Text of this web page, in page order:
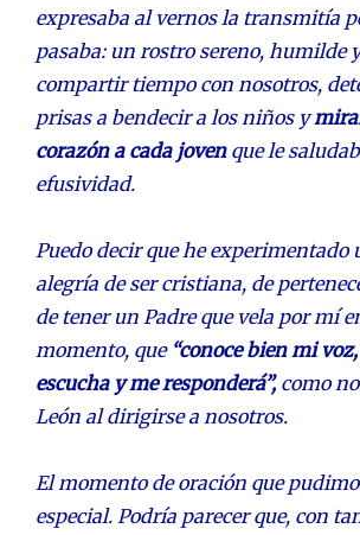
expresaba al vernos la transmitía
pasaba: un rostro sereno, humilde
compartir tiempo con nosotros,
prisas a bendecir a los niños y
corazón a cada jovenque le
efusividad.
Puedo decir que he
alegría de ser cristiana, de
de tener un Padre que vela por mí
momento, que “conoce bien mi
escucha y me responderá”,como
León al dirigirse a nosotros.
El momento de oración que
especial. Podría parecer que, con